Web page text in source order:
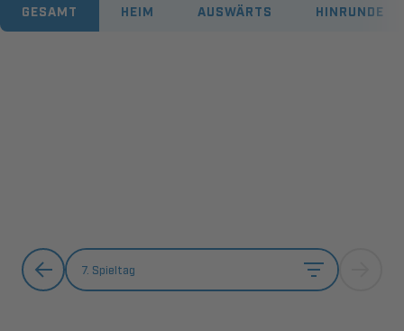
GESAMT HEIM AUSWÄRTS HINRUNDE
7. Spieltag